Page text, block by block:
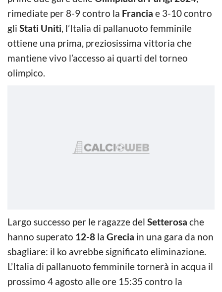
rimediate per 8-9 contro la Francia e 3-10 contro
gli Stati Uniti, l’Italia di pallanuoto femminile
ottiene una prima, preziosissima vittoria che
mantiene vivo l’accesso ai quarti del torneo
olimpico.
Largo successo per le ragazze del Setterosa che
hanno superato 12-8 la Grecia in una gara da non
sbagliare: il ko avrebbe significato eliminazione.
L’Italia di pallanuoto femminile tornerà in acqua il
prossimo 4 agosto alle ore 15:35 contro la